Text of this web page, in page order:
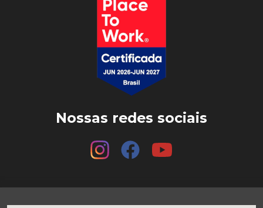
Nossas redes sociais